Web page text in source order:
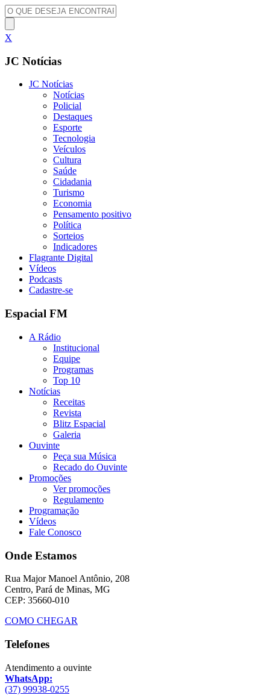
X
JC Notícias
JC Notícias
Notícias
Policial
Destaques
Esporte
Tecnologia
Veículos
Cultura
Saúde
Cidadania
Turismo
Economia
Pensamento positivo
Política
Sorteios
Indicadores
Flagrante Digital
Vídeos
Podcasts
Cadastre-se
Espacial FM
A Rádio
Institucional
Equipe
Programas
Top 10
Notícias
Receitas
Revista
Blitz Espacial
Galeria
Ouvinte
Peça sua Música
Recado do Ouvinte
Promoções
Ver promoções
Regulamento
Programação
Vídeos
Fale Conosco
Onde Estamos
Rua Major Manoel Antônio, 208
Centro, Pará de Minas, MG
CEP: 35660-010
COMO CHEGAR
Telefones
Atendimento a ouvinte
WhatsApp:
(37) 99938-0255